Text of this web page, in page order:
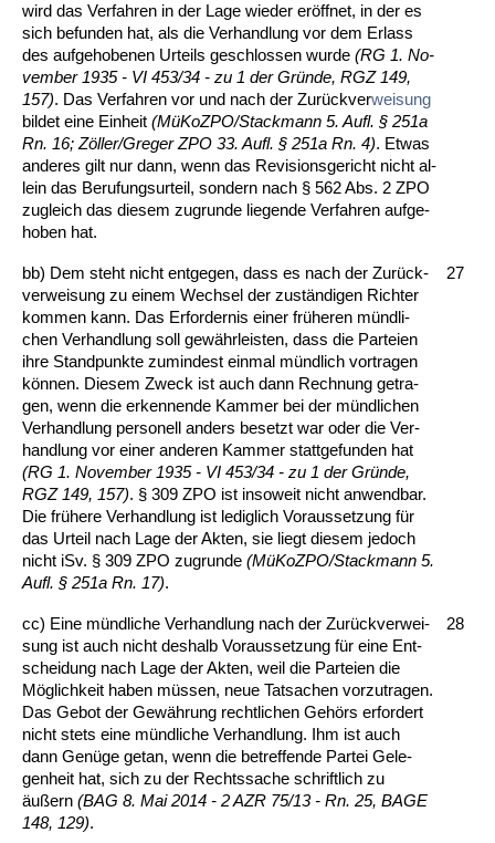
wird das Ver­fah­ren in der La­ge wie­der eröff­net, in der es
sich be­fun­den hat, als die Ver­hand­lung vor dem Er­lass
des auf­ge­ho­be­nen Ur­teils ge­schlos­sen wur­de (RG 1. No­
vem­ber 1935 - VI 453/34 - zu 1 der Gründe, RGZ 149,
157). Das Ver­fah­ren vor und nach der Zurück­ver­wei­sung
bil­det ei­ne Ein­heit (MüKoZ­PO/St­ack­mann 5. Aufl. § 251a
Rn. 16; Zöller/Gre­ger ZPO 33. Aufl. § 251a Rn. 4). Et­was
an­de­res gilt nur dann, wenn das Re­vi­si­ons­ge­richt nicht al­
lein das Be­ru­fungs­ur­teil, son­dern nach § 562 Abs. 2 ZPO
zu­gleich das die­sem zu­grun­de lie­gen­de Ver­fah­ren auf­ge­
ho­ben hat.
bb) Dem steht nicht ent­ge­gen, dass es nach der Zurück­
ver­wei­sung zu ei­nem Wech­sel der zuständi­gen Rich­ter
kom­men kann. Das Er­for­der­nis ei­ner frühe­ren münd­li­
chen Ver­hand­lung soll gewähr­leis­ten, dass die Par­tei­en
ih­re Stand­punk­te zu­min­dest ein­mal münd­lich vor­tra­gen
können. Die­sem Zweck ist auch dann Rech­nung ge­tra­
gen, wenn die er­ken­nen­de Kam­mer bei der münd­li­chen
Ver­hand­lung per­so­nell an­ders be­setzt war oder die Ver­
hand­lung vor ei­ner an­de­ren Kam­mer statt­ge­fun­den hat
(RG 1. No­vem­ber 1935 - VI 453/34 - zu 1 der Gründe,
RGZ 149, 157). § 309 ZPO ist in­so­weit nicht an­wend­bar.
Die frühe­re Ver­hand­lung ist le­dig­lich Vor­aus­set­zung für
das Ur­teil nach La­ge der Ak­ten, sie liegt die­sem je­doch
nicht iSv. § 309 ZPO zu­grun­de (MüKoZ­PO/St­ack­mann 5.
Aufl. § 251a Rn. 17).
27
cc) Ei­ne münd­li­che Ver­hand­lung nach der Zurück­ver­wei­
sung ist auch nicht des­halb Vor­aus­set­zung für ei­ne Ent­
schei­dung nach La­ge der Ak­ten, weil die Par­tei­en die
Möglich­keit ha­ben müssen, neue Tat­sa­chen vor­zu­tra­gen.
Das Ge­bot der Gewährung recht­li­chen Gehörs er­for­dert
nicht stets ei­ne münd­li­che Ver­hand­lung. Ihm ist auch
dann Genüge ge­tan, wenn die be­tref­fen­de Par­tei Ge­le­
gen­heit hat, sich zu der Rechts­sa­che schrift­lich zu
äußern (BAG 8. Mai 2014 - 2 AZR 75/13 - Rn. 25, BA­GE
148, 129).
28